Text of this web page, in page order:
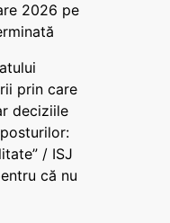
2026 pe
prin care
deciziile
/ ISJ
că nu